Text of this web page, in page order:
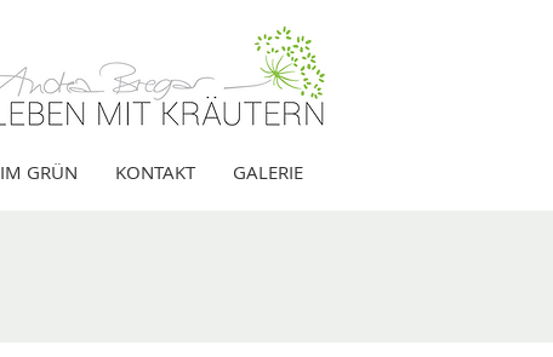
IM GRÜN KONTAKT GALERIE